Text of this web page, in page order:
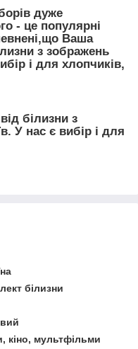
дуже
- це популярні
Ваша
з зображень
і для хлопчиків,
білизни з
У нас є вибір і для
білизни
кіно, мультфільми